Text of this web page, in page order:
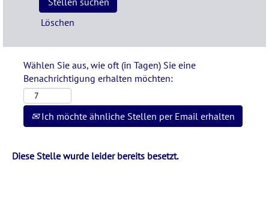
Löschen
Wählen Sie aus, wie oft (in Tagen) Sie eine
Benachrichtigung erhalten möchten:
Ich möchte ähnliche Stellen per Email erhalten
Diese Stelle wurde leider bereits besetzt.